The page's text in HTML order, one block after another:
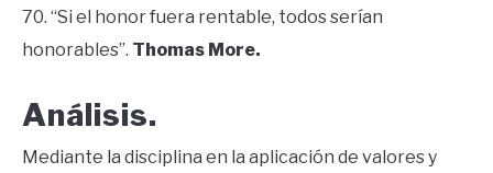
70. “Si el honor fuera rentable, todos serían
honorables”. Thomas More.
Análisis.
Mediante la disciplina en la aplicación de valores y